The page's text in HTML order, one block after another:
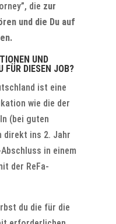
die zur
und die Du auf
UND
FÜR DIESEN JOB?
ist eine
wie die der
(bei guten
direkt ins 2. Jahr
in einem
der ReFa-
du die für die